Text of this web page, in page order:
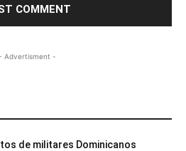
Advertisment -
de militares Dominicanos